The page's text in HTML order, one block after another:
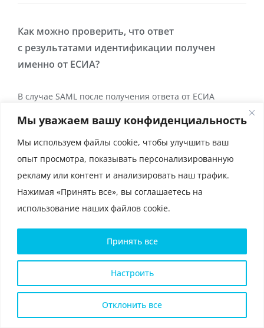
Мы уважаем вашу конфиденциальность
Мы используем файлы cookie, чтобы улучшить ваш
опыт просмотра, показывать персонализированную
рекламу или контент и анализировать наш трафик.
Нажимая «Принять все», вы соглашаетесь на
использование наших файлов cookie.
Настроить
Отклонить все
Принять все
Как можно проверить, что ответ
с результатами идентификации получен
именно от ЕСИА?
В случае SAML после получения ответа от ЕСИА
ключей, использованных для шифрования и передачи
сведений о пользователе в SAML Assertion совпадает
с сертификатом ЕСИА, опубликованным вметаданных
ЕСИА. Если этим пренебречь, то с использованием
функции входа через ЕСИА можно будет осуществлять
вход на ваш сайт под чужими учетными записями
в обход аутентификации пользователя. Это
не единственная необходимая проверка безопасности,
но одна из важнейших. В случае OpenID Connect при
входе пользователя нужно проверять полученный
ID Token. Структура токена описана в документе
«Методические рекомендации по использованию